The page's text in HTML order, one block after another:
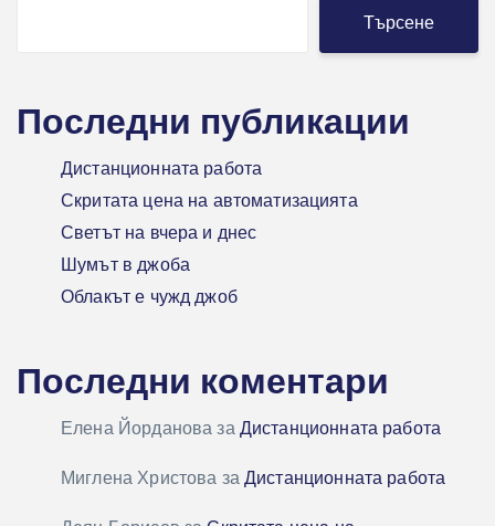
Търсене
Последни публикации
Дистанционната работа
Скритата цена на автоматизацията
Светът на вчера и днес
Шумът в джоба
Облакът е чужд джоб
Последни коментари
Елена ЙордановазаДистанционната работа
Миглена Христова заДистанционната работа